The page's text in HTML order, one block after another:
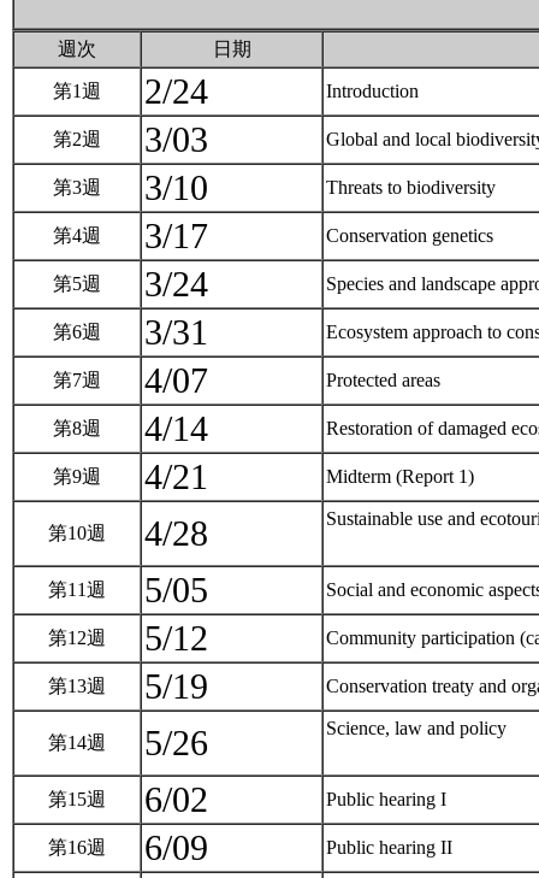
週次 日期
第1週 2/24 Introduction
第2週 3/03 Global and local
第3週 3/10 Threats to biodiversity
第4週 3/17 Conservation genetics
第5週 3/24 Species and landscape
第6週 3/31 Ecosystem approach to
第7週 4/07 Protected areas
第8週 4/14 Restoration of damaged
第9週 4/21 Midterm (Report 1)
第10週 4/28 Sustainable use and
第11週 5/05 Social and economic
第12週 5/12 Community participation
第13週 5/19 Conservation treaty and
第14週 5/26 Science, law and policy
第15週 6/02 Public hearing I
第16週 6/09 Public hearing II